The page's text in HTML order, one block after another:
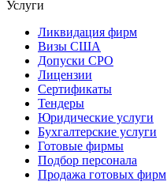
Услуги
Ликвидация фирм
Визы США
Допуски СРО
Лицензии
Сертификаты
Тендеры
Юридические услуги
Бухгалтерские услуги
Готовые фирмы
Подбор персонала
Продажа готовых фирм